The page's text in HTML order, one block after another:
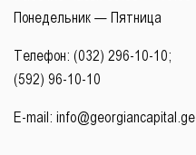
Понедельник — Пятница
Телефон: (032) 296-10-10;
(592) 96-10-10
E-mail: info@georgiancapital.ge